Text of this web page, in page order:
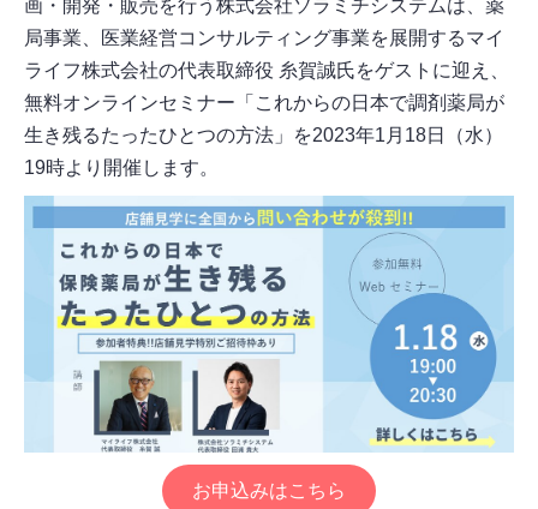
画・開発・販売を行う株式会社ソラミチシステムは、薬
局事業、医業経営コンサルティング事業を展開するマイ
ライフ株式会社の代表取締役 糸賀誠氏をゲストに迎え、
無料オンラインセミナー「これからの日本で調剤薬局が
生き残るたったひとつの方法」を2023年1月18日（水）
19時より開催します。
お申込みはこちら